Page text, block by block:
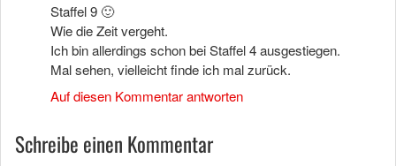
Staffel 9 🙂
Wie die Zeit vergeht.
Ich bin allerdings schon bei Staffel 4 ausgestiegen.
Mal sehen, vielleicht finde ich mal zurück.
Auf diesen Kommentar antworten
Schreibe einen Kommentar